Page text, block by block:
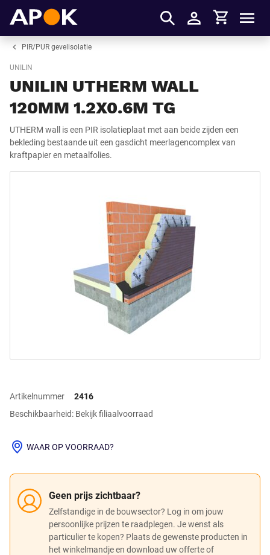
Inloggen
Winkelmandje
PIR/PUR gevelisolatie
UNILIN
UNILIN UTHERM WALL
120MM 1.2X0.6M TG
UTHERM wall is een PIR isolatieplaat met aan beide zijden een
bekleding bestaande uit een gasdicht meerlagencomplex van
kraftpapier en metaalfolies.
Artikelnummer
2416
Beschikbaarheid: Bekijk filiaalvoorraad
Geen prijs zichtbaar?
Zelfstandige in de bouwsector? Log in om jouw
persoonlijke prijzen te raadplegen. Je wenst als
particulier te kopen? Plaats de gewenste producten in
het winkelmandje en download uw offerte of
WAAR OP VOORRAAD?